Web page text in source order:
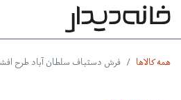
همه کالاها فرش دستباف سلطان آباد طرح